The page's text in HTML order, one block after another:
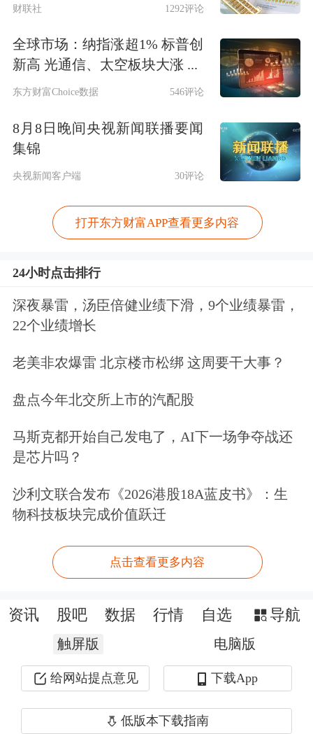
给贵金属价格带来进一步压力。
美联储方面，美国司法部突然宣布撤销
针对美联储及美联储主席鲍威尔的刑事
调查，将该事项移交美联储监察长办公
室处理。此举为特朗普提名的下一任美
联储主席人选沃什确认程序扫清关键障
受此消息影响，美联储年内降息预期略
微升温。为期两天的美联储议息会议召
开，大概率将是鲍威尔作为主席的最后
一次会议，市场完全定价维持利率不变
预期。因此本次会议关注的重点是其对
于油价对通胀影响的观点和美联储权力
是否会留任美联储理事。日本央行宣布
0.75%不变，符合市场预期。
据CME“美联储观察”，美联储2026年6
月维持利率不变的概率为98.8%，降息
基点的概率为0.1%。
上海钢联 铅锌资讯部贵金属分析师黄廷
财联社 1292评论
全球市场：纳指涨超1% 标普创
新高 光通信、太空板块大涨 ...
东方财富Choice数据 546评论
8月8日晚间央视新闻联播要闻
集锦
央视新闻客户端 30评论
打开东方财富APP查看更多内容
24小时点击排行
深夜暴雷，汤臣倍健业绩下滑，9个业绩暴雷，
22个业绩增长
老美非农爆雷 北京楼市松绑 这周要干大事？
盘点今年北交所上市的汽配股
马斯克都开始自己发电了，AI下一场争夺战还
是芯片吗？
沙利文联合发布《2026港股18A蓝皮书》：生
物科技板块完成价值跃迁
点击查看更多内容
资讯 股吧 数据 行情 自选 导航
触屏版 电脑版
给网站提点意见 下载App
低版本下载指南